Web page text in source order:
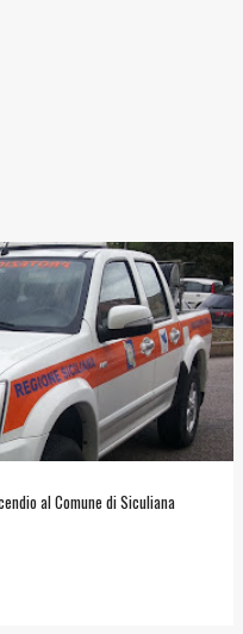
al Comune di Siculiana